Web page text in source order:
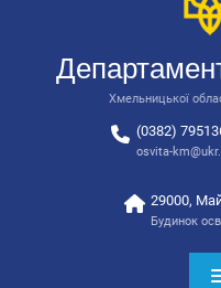
відповідальних
виховання
Хмельницької
(0382)
osvita-
29000,
Будинок